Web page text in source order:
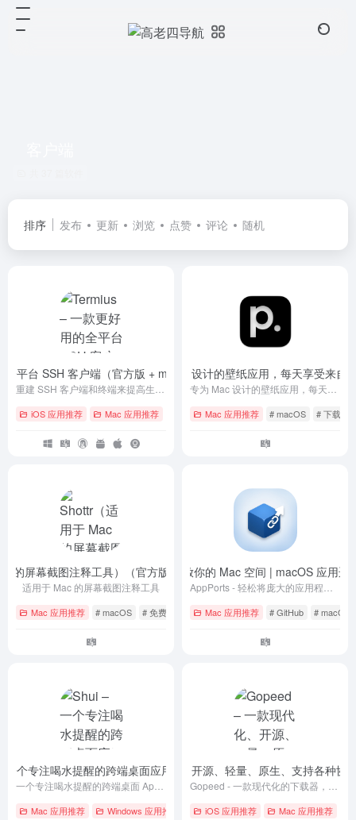
排序 发布 更新 浏览 点赞 评论 随机
平台 SSH 客户端（官方版 + macOS asar 破解）- v9.41.1
iOS 应用推荐 Mac 应用推荐 # Android # iOS # Linux
pap.er 优雅壁纸 – 专为 Mac 设计的壁纸应用，每天享受来自
Mac 应用推荐 # macOS # 下载
的屏幕截图注释工具）（官方版 + 无需破解）- v1.9.1
适用于 Mac 的屏幕截图注释工具
Mac 应用推荐 # macOS # 免费 # 客户端
AppPorts – 释放你的 Mac 空间 | macOS 应用迁
Mac 应用推荐 # GitHub # macOS
一个专注喝水提醒的跨端桌面应用
- v0.2.20
Mac 应用推荐 Windows 应用推荐 # GitHub # Linux # macOS
Gopeed – 一款现代化、开源、轻量、原生、支持各种协
iOS 应用推荐 Mac 应用推荐